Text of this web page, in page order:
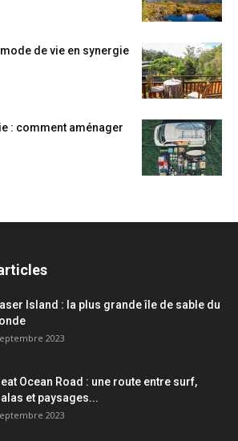
de vie en synergie
: comment aménager
Island : la plus grande île de sable du
2023
Ocean Road : une route entre surf,
et paysages...
2023